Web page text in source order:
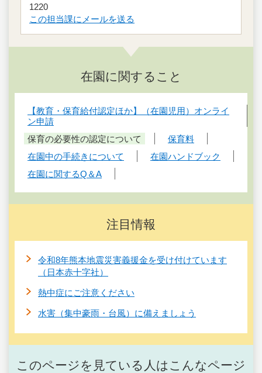
1220
この担当課にメールを送る
在園に関すること
【教育・保育給付認定ほか】（在園児用）オンライ
ン申請
保育の必要性の認定について
保育料
在園中の手続きについて
在園ハンドブック
在園に関するQ＆A
注目情報
令和8年熊本地震災害義援金を受け付けています
（日本赤十字社）
熱中症にご注意ください
水害（集中豪雨・台風）に備えましょう
このページを見ている人はこんなページ